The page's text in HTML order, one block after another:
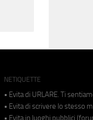
NETIQUETTE
• Evita di URLARE. Ti
• Evita di scrivere lo stesso
• Evita in luoghi pubblici